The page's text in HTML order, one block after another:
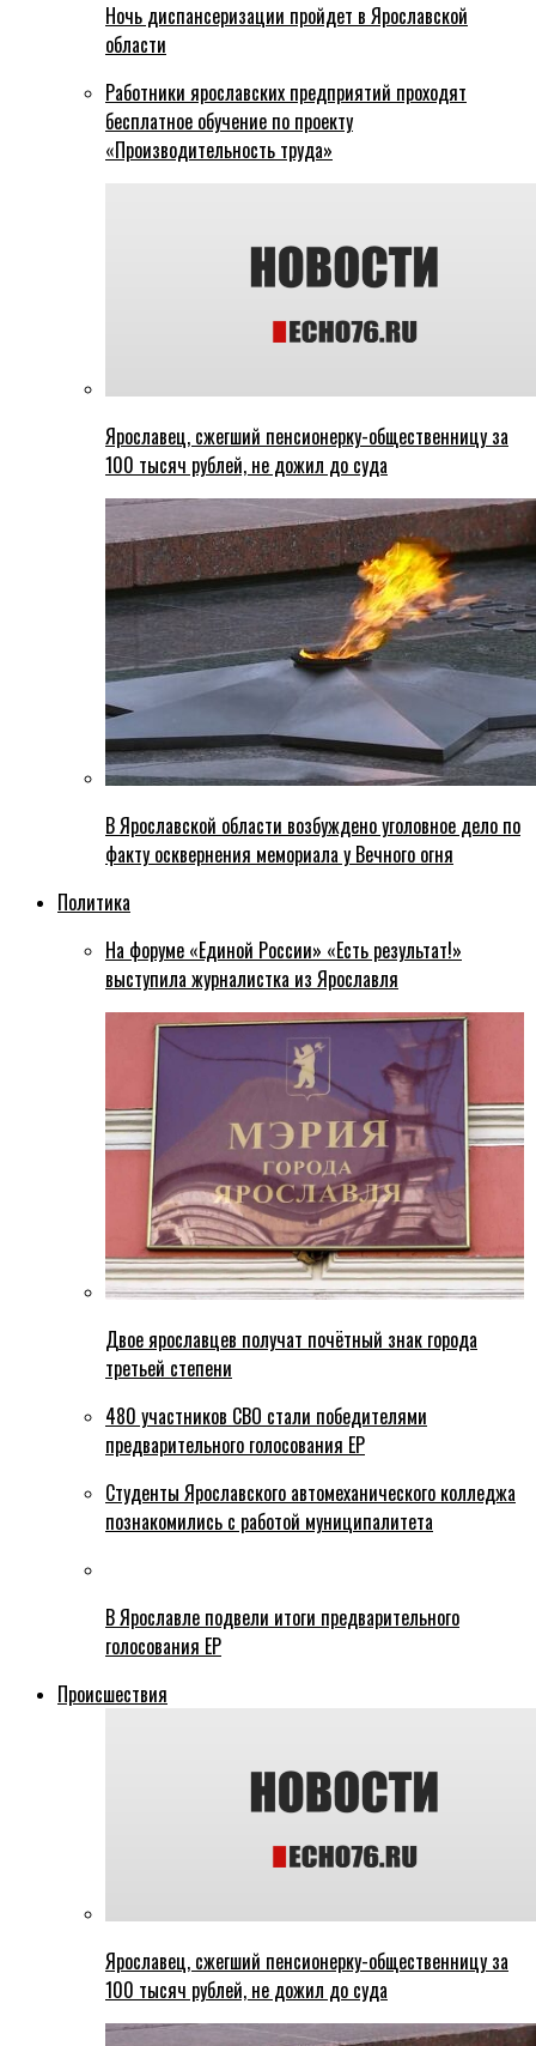
Ночь диспансеризации пройдет в Ярославской
области
Работники ярославских предприятий проходят
бесплатное обучение по проекту
«Производительность труда»
Ярославец, сжегший пенсионерку-общественницу за
100 тысяч рублей, не дожил до суда
В Ярославской области возбуждено уголовное дело по
факту осквернения мемориала у Вечного огня
Политика
На форуме «Единой России» «Есть результат!»
выступила журналистка из Ярославля
Двое ярославцев получат почётный знак города
третьей степени
480 участников СВО стали победителями
предварительного голосования ЕР
Студенты Ярославского автомеханического колледжа
познакомились с работой муниципалитета
В Ярославле подвели итоги предварительного
голосования ЕР
Происшествия
Ярославец, сжегший пенсионерку-общественницу за
100 тысяч рублей, не дожил до суда